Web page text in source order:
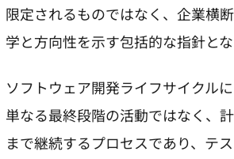
限定されるものではなく、企業横
学と方向性を示す包括的な指針とな
ソフトウェア開発ライフサイクル
単なる最終段階の活動ではなく、
まで継続するプロセスであり、テ